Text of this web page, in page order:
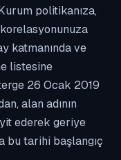
politikanıza,
katmanında ve
listesine
26 Ocak 2019
alan adının
ederek geriye
bu tarihi başlangıç